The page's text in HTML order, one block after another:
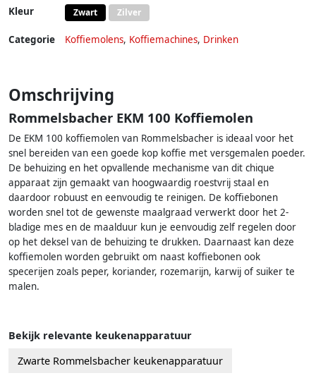
Kleur Zwart Zilver
Categorie Koffiemolens, Koffiemachines, Drinken
Omschrijving
Rommelsbacher EKM 100 Koffiemolen
De EKM 100 koffiemolen van Rommelsbacher is ideaal voor het
snel bereiden van een goede kop koffie met versgemalen poeder.
De behuizing en het opvallende mechanisme van dit chique
apparaat zijn gemaakt van hoogwaardig roestvrij staal en
daardoor robuust en eenvoudig te reinigen. De koffiebonen
worden snel tot de gewenste maalgraad verwerkt door het 2-
bladige mes en de maalduur kun je eenvoudig zelf regelen door
op het deksel van de behuizing te drukken. Daarnaast kan deze
koffiemolen worden gebruikt om naast koffiebonen ook
specerijen zoals peper, koriander, rozemarijn, karwij of suiker te
malen.
Bekijk relevante keukenapparatuur
Zwarte Rommelsbacher keukenapparatuur